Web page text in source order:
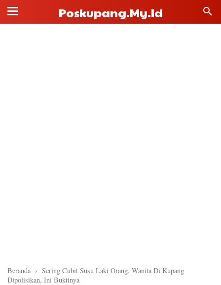
Poskupang.my.id
Beranda › Sering Cubit Susu Laki Orang, Wanita Di Kupang
Dipolisikan, Ini Buktinya